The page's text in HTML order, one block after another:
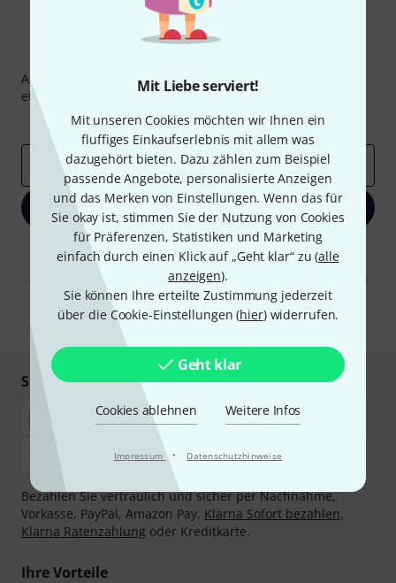
Mit Liebe serviert!
Mit unseren Cookies möchten wir Ihnen ein
fluffiges Einkaufserlebnis mit allem was
dazugehört bieten. Dazu zählen zum Beispiel
passende Angebote, personalisierte Anzeigen
und das Merken von Einstellungen. Wenn das für
Sie okay ist, stimmen Sie der Nutzung von Cookies
für Präferenzen, Statistiken und Marketing
einfach durch einen Klick auf „Geht klar“ zu (alle
anzeigen).
Sie können Ihre erteilte Zustimmung jederzeit
über die Cookie-Einstellungen (hier) widerrufen.
Geht klar
Cookies ablehnen Weitere Infos
Impressum · Datenschutzhinweise
Abonniere den Thomann Newsletter und gewinne mit
etwas Glück einen von50 Gutscheinenüber jeweils
Inspirierende Beiträge
Deals Thomann Insights
E-Mail-Adresse*
Jetzt anmelden
Mit Klick auf „Jetzt anmelden“ stimmen Sie dem Erhalt von E-Mail-
Werbung und einer Messung des E-Mail-Nutzungsverhaltens zu. Die
Abmeldung ist jederzeit möglich. Weitere Informationen finden Sie in
unserenDatenschutzhinweisen.
* Pflichtfeld
Sicher einkaufen & bezahlen
Bezahlen Sie vertraulich und sicher per Nachnahme,
Vorkasse, PayPal, Amazon Pay, Klarna Sofort bezahlen,
Klarna Ratenzahlung oder Kreditkarte.
Ihre Vorteile